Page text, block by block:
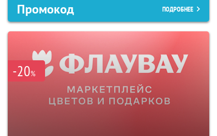
Промокод ПОДРОБНЕЕ
-20%